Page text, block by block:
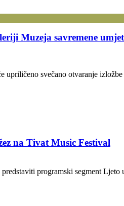
Muzeja savremene
svečano otvaranje
na Tivat Music Festival
programski segment